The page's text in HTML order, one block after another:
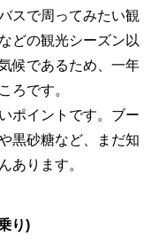
スで周ってみたい観
どの観光シーズン以
候であるため、一年
ろです。
ポイントです。ブー
黒砂糖など、まだ知
あります。
り)